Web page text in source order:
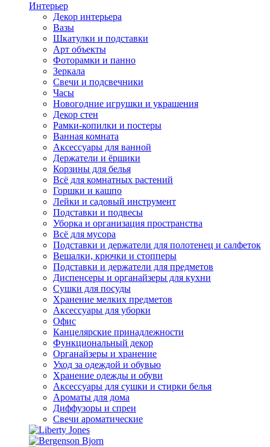
Интерьер
Декор интерьера
Вазы
Шкатулки и подставки
Арт объекты
Фоторамки и панно
Зеркала
Свечи и подсвечники
Часы
Новогодние игрушки и украшения
Декор стен
Рамки-копилки и постеры
Ванная комната
Аксессуары для ванной
Держатели и ёршики
Корзины для белья
Всё для комнатных растений
Горшки и кашпо
Лейки и садовый инструмент
Подставки и подвесы
Уборка и организация пространства
Всё для мусора
Подставки и держатели для полотенец и салфеток
Вешалки, крючки и стопперы
Подставки и держатели для предметов
Диспенсеры и органайзеры для кухни
Сушки для посуды
Хранение мелких предметов
Аксессуары для уборки
Офис
Канцелярские принадлежности
Функциональный декор
Органайзеры и хранение
Уход за одеждой и обувью
Хранение одежды и обуви
Аксессуары для сушки и стирки белья
Ароматы для дома
Диффузоры и спреи
Свечи ароматические